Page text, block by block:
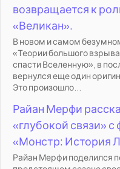
возвращается к
«Великан».
В новом и самом
«Теории большого
спасти Вселенную», в
вернулся еще один
Это произошло...
Райан Мерфи
«глубокой связи»
«Монстр: История
Райан Мерфи поделился